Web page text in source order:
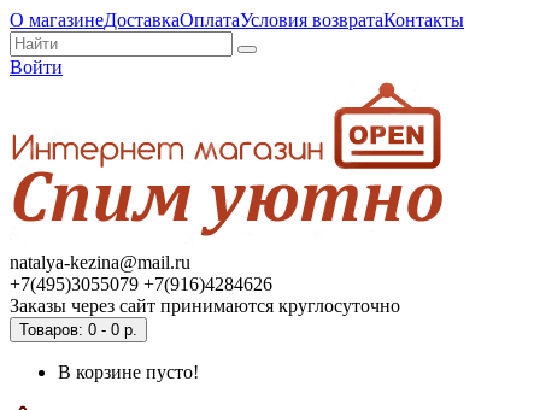
О магазинеДоставкаОплатаУсловия возвратаКонтакты
Войти
natalya-kezina@mail.ru
+7(495)3055079 +7(916)4284626
Заказы через сайт принимаются круглосуточно
Товаров: 0 - 0 р.
В корзине пусто!